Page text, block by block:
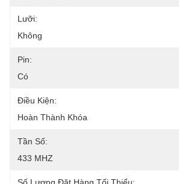
Lưỡi:
Không
Pin:
Có
Điều Kiện:
Hoàn Thành Khóa
Tần Số:
433 MHZ